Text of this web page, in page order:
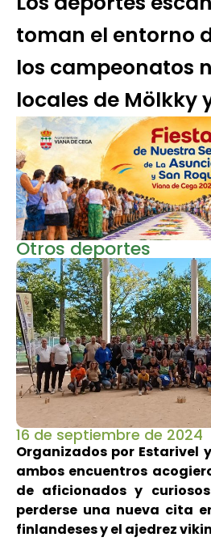
toman el entorno
los campeonatos
locales de Mölkky
Otros deportes
16 de septiembre de 2024
Organizados por Estarivel
ambos encuentros
de aficionados y
perderse una nueva cita
finlandeses y el ajedrez